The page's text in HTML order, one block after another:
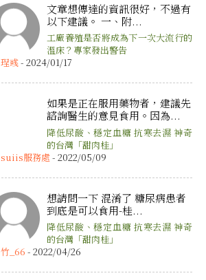
文章想傳達的資訊很好，不過有
以下建議。 一、附...
工廠養殖是否將成為下一次大流行的
溫床？專家發出警告
珵彧- 2024/01/17
如果是正在服用藥物者，建議先
諮詢醫生的意見食用。因為...
降低尿酸、穩定血糖 抗寒去濕 神奇
的台灣「甜肉桂」
suiis服務處 - 2022/05/09
想請問一下 混淆了 糖尿病患者
到底是可以食用-桂...
降低尿酸、穩定血糖 抗寒去濕 神奇
的台灣「甜肉桂」
竹_66 - 2022/04/26